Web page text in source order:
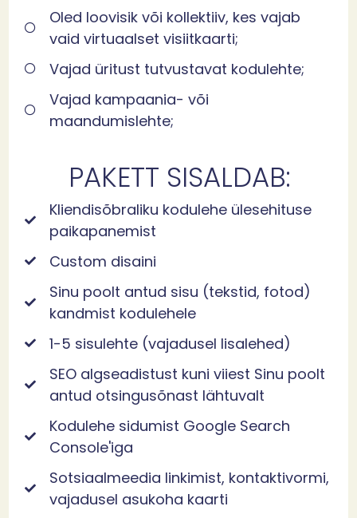
Oled loovisik või kollektiiv, kes vajab
vaid virtuaalset visiitkaarti;
Vajad üritust tutvustavat kodulehte;
Vajad kampaania- või
maandumislehte;​
PAKETT SISALDAB:
Kliendisõbraliku kodulehe ülesehituse
paikapanemist
Custom disaini
Sinu poolt antud sisu (tekstid, fotod)
kandmist kodulehele
1-5 sisulehte (vajadusel lisalehed)
SEO algseadistust kuni viiest Sinu poolt
antud otsingusõnast lähtuvalt
Kodulehe sidumist Google Search
Console'iga
Sotsiaalmeedia linkimist, kontaktivormi,
vajadusel asukoha kaarti